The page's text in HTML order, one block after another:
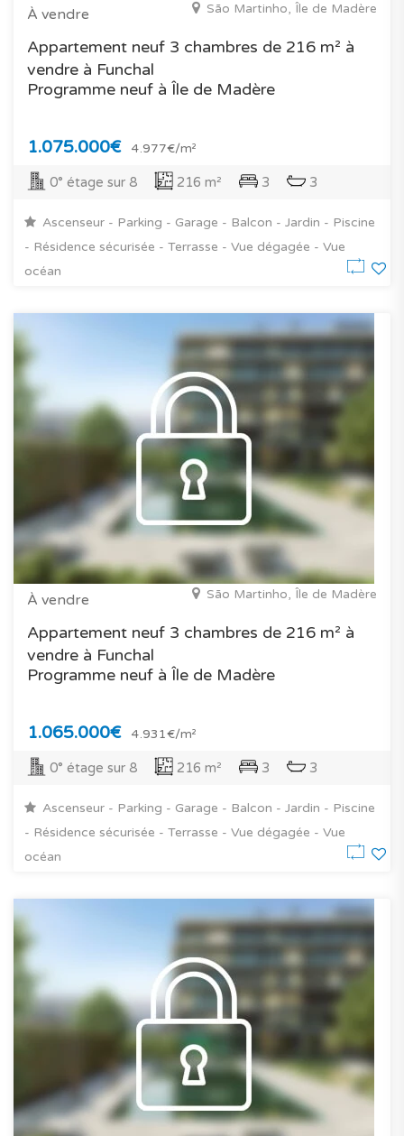
À vendre São Martinho, Île de Madère
Appartement neuf 3 chambres de 216 m² à
vendre à Funchal
Programme neuf à Île de Madère
1.075.000€ 4.977€/m²
0° étage sur 8 216 m² 3 3
Ascenseur - Parking - Garage - Balcon - Jardin - Piscine
- Résidence sécurisée - Terrasse - Vue dégagée - Vue
océan
À vendre São Martinho, Île de Madère
Appartement neuf 3 chambres de 216 m² à
vendre à Funchal
Programme neuf à Île de Madère
1.065.000€ 4.931€/m²
0° étage sur 8 216 m² 3 3
Ascenseur - Parking - Garage - Balcon - Jardin - Piscine
- Résidence sécurisée - Terrasse - Vue dégagée - Vue
océan